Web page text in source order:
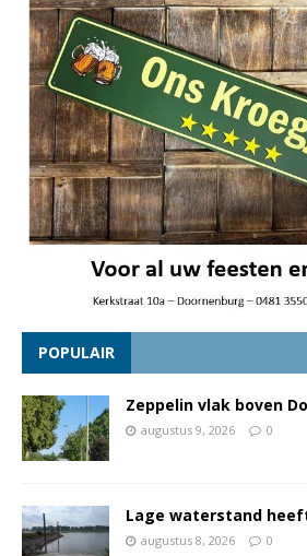
POPULAIR
Zeppelin vlak boven
augustus 9, 2026 0
Lage waterstand
augustus 8, 2026 0